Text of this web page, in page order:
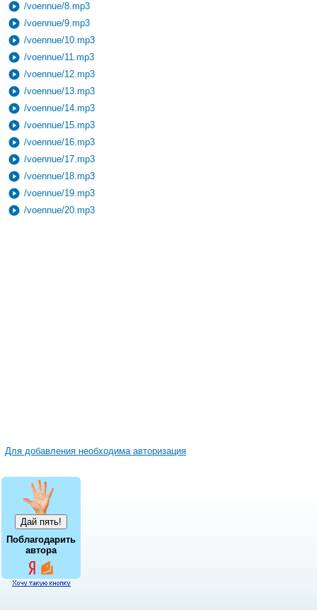
play_circle /voennue/8.mp3
play_circle /voennue/9.mp3
play_circle /voennue/10.mp3
play_circle /voennue/11.mp3
play_circle /voennue/12.mp3
play_circle /voennue/13.mp3
play_circle /voennue/14.mp3
play_circle /voennue/15.mp3
play_circle /voennue/16.mp3
play_circle /voennue/17.mp3
play_circle /voennue/18.mp3
play_circle /voennue/19.mp3
play_circle /voennue/20.mp3
Для добавления необходима авторизация
Поблагодарить
автора